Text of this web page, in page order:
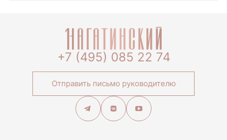
+7 (495) 085 22 74
Отправить письмо руководителю